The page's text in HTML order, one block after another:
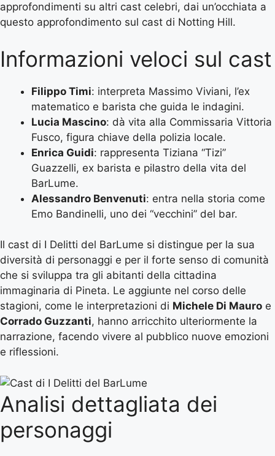
approfondimenti su altri cast celebri, dai un’occhiata a
questo approfondimento sul cast di Notting Hill.
Informazioni veloci sul cast
Filippo Timi: interpreta Massimo Viviani, l’ex
matematico e barista che guida le indagini.
Lucia Mascino: dà vita alla Commissaria Vittoria
Fusco, figura chiave della polizia locale.
Enrica Guidi: rappresenta Tiziana “Tizi”
Guazzelli, ex barista e pilastro della vita del
BarLume.
Alessandro Benvenuti: entra nella storia come
Emo Bandinelli, uno dei “vecchini” del bar.
Il cast di I Delitti del BarLume si distingue per la sua
diversità di personaggi e per il forte senso di comunità
che si sviluppa tra gli abitanti della cittadina
immaginaria di Pineta. Le aggiunte nel corso delle
stagioni, come le interpretazioni di Michele Di Mauro e
Corrado Guzzanti, hanno arricchito ulteriormente la
narrazione, facendo vivere al pubblico nuove emozioni
e riflessioni.
Analisi dettagliata dei
personaggi